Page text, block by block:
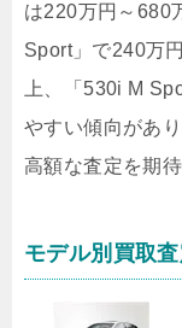
は220万円～680
Sport」で240万
上、「530i M
やすい傾向があ
高額な査定を期待
モデル別買取